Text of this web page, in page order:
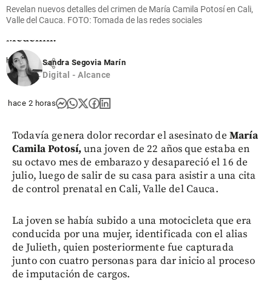
vivir de la
danza en
Medellín?
hace 11
horas
share
Revelan nuevos detalles del crimen de María Camila Potosí en Cali,
Valle del Cauca. FOTO: Tomada de las redes sociales
Sandra Segovia Marín
Digital - Alcance
hace 2 horas
Todavía genera dolor recordar el asesinato de María
Camila Potosí, una joven de 22 años que estaba en
su octavo mes de embarazo y desapareció el 16 de
julio, luego de salir de su casa para asistir a una cita
de control prenatal en Cali, Valle del Cauca.
La joven se había subido a una motocicleta que era
conducida por una mujer, identificada con el alias
de Julieth, quien posteriormente fue capturada
junto con cuatro personas para dar inicio al proceso
de imputación de cargos.